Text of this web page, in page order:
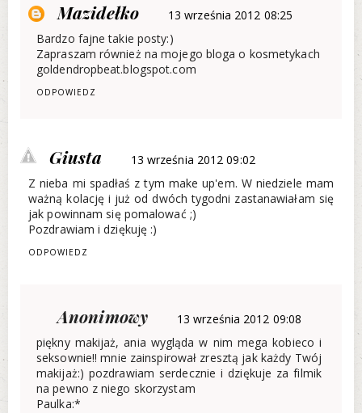
Mazidełko
13 września 2012 08:25
Bardzo fajne takie posty:)
Zapraszam również na mojego bloga o kosmetykach
goldendropbeat.blogspot.com
ODPOWIEDZ
Giusta
13 września 2012 09:02
Z nieba mi spadłaś z tym make up'em. W niedziele mam
ważną kolację i już od dwóch tygodni zastanawiałam się
jak powinnam się pomalować ;)
Pozdrawiam i dziękuję :)
ODPOWIEDZ
Anonimowy
13 września 2012 09:08
piękny makijaż, ania wygląda w nim mega kobieco i
seksownie!! mnie zainspirował zresztą jak każdy Twój
makijaż:) pozdrawiam serdecznie i dziękuje za filmik
na pewno z niego skorzystam
Paulka:*